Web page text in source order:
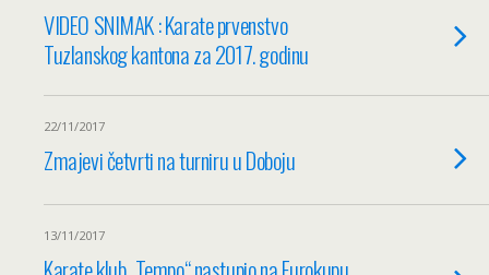
VIDEO SNIMAK : Karate prvenstvo
Tuzlanskog kantona za 2017. godinu
22/11/2017
Zmajevi četvrti na turniru u Doboju
13/11/2017